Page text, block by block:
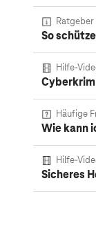
Ratgeber
So
Hilfe-
Häufige
Wie kann
Hilfe-
Sicheres